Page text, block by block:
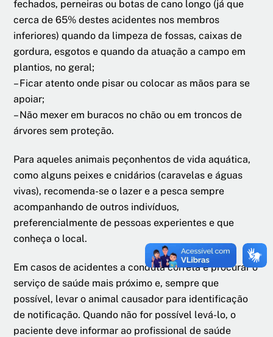
fechados, perneiras ou botas de cano longo (já que
cerca de 65% destes acidentes nos membros
inferiores) quando da limpeza de fossas, caixas de
gordura, esgotos e quando da atuação a campo em
plantios, no geral;
– Ficar atento onde pisar ou colocar as mãos para se
apoiar;
– Não mexer em buracos no chão ou em troncos de
árvores sem proteção.
Para aqueles animais peçonhentos de vida aquática,
como alguns peixes e cnidários (caravelas e águas
vivas), recomenda-se o lazer e a pesca sempre
acompanhando de outros indivíduos,
preferencialmente de pessoas experientes e que
conheça o local.
Em casos de acidentes a conduta correta é procurar o
serviço de saúde mais próximo e, sempre que
possível, levar o animal causador para identificação
de notificação. Quando não for possível levá-lo, o
paciente deve informar ao profissional de saúde